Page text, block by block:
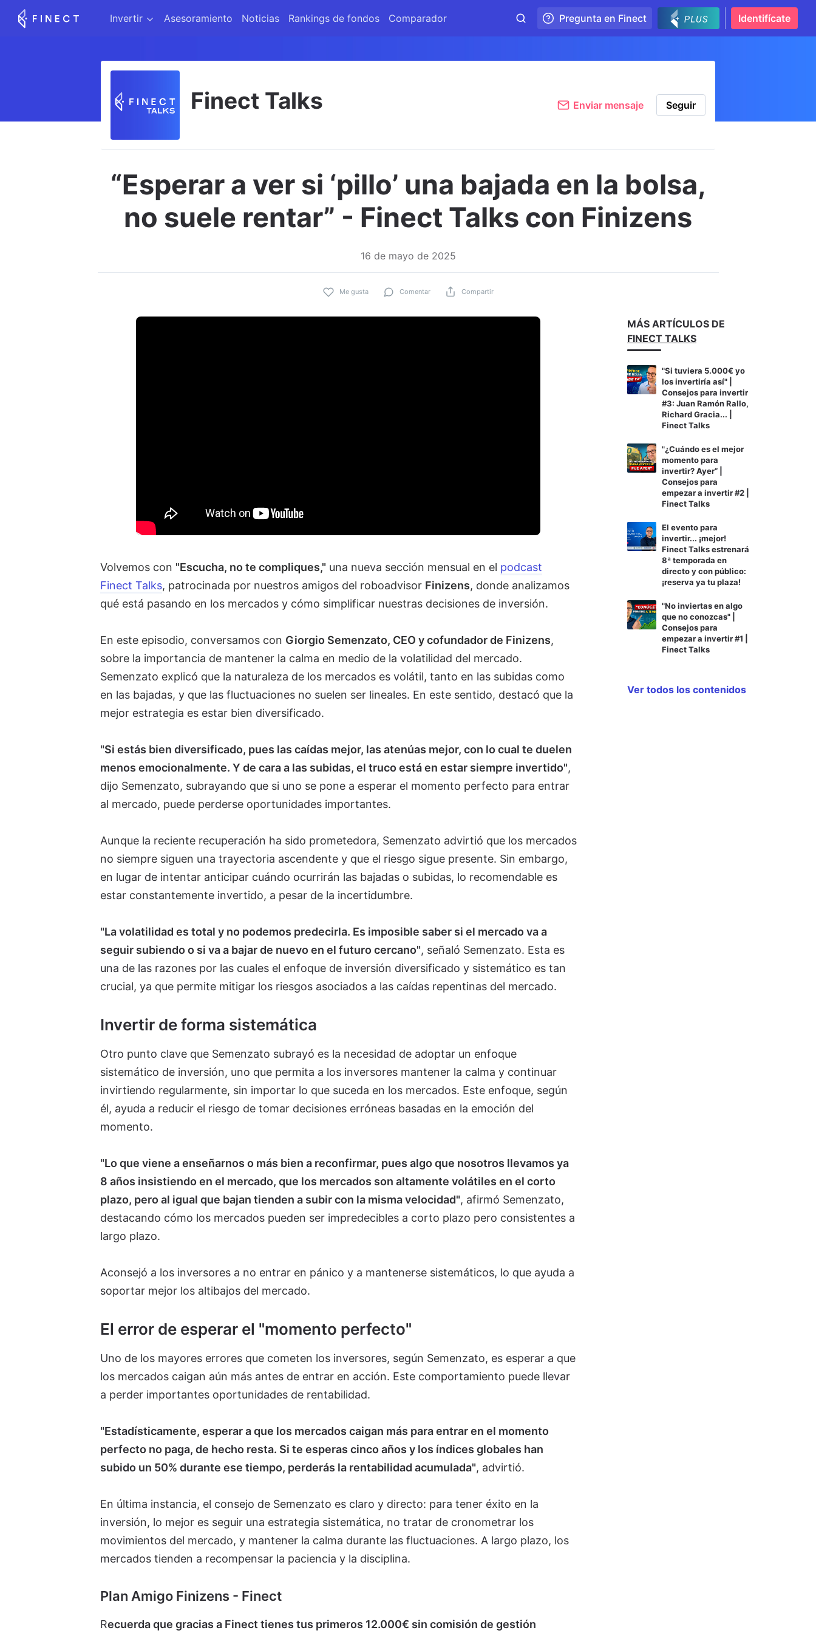
Invertir Asesoramiento Noticias Rankings de fondos Comparador Pregunta en Finect Identifícate
Finect Talks Enviar mensaje Seguir
“Esperar a ver si ‘pillo’ una bajada en la bolsa,
no suele rentar” - Finect Talks con Finizens
16 de mayo de 2025
Me gusta Comentar Compartir
Volvemos con "Escucha, no te compliques," una nueva sección mensual en el podcast
Finect Talks, patrocinada por nuestros amigos del roboadvisor Finizens, donde analizamos
qué está pasando en los mercados y cómo simplificar nuestras decisiones de inversión.
En este episodio, conversamos con Giorgio Semenzato, CEO y cofundador de Finizens,
sobre la importancia de mantener la calma en medio de la volatilidad del mercado.
Semenzato explicó que la naturaleza de los mercados es volátil, tanto en las subidas como
en las bajadas, y que las fluctuaciones no suelen ser lineales. En este sentido, destacó que la
mejor estrategia es estar bien diversificado.
"Si estás bien diversificado, pues las caídas mejor, las atenúas mejor, con lo cual te duelen
menos emocionalmente. Y de cara a las subidas, el truco está en estar siempre invertido",
dijo Semenzato, subrayando que si uno se pone a esperar el momento perfecto para entrar
al mercado, puede perderse oportunidades importantes.
Aunque la reciente recuperación ha sido prometedora, Semenzato advirtió que los mercados
no siempre siguen una trayectoria ascendente y que el riesgo sigue presente. Sin embargo,
en lugar de intentar anticipar cuándo ocurrirán las bajadas o subidas, lo recomendable es
estar constantemente invertido, a pesar de la incertidumbre.
"La volatilidad es total y no podemos predecirla. Es imposible saber si el mercado va a
seguir subiendo o si va a bajar de nuevo en el futuro cercano", señaló Semenzato. Esta es
una de las razones por las cuales el enfoque de inversión diversificado y sistemático es tan
crucial, ya que permite mitigar los riesgos asociados a las caídas repentinas del mercado.
Invertir de forma sistemática
Otro punto clave que Semenzato subrayó es la necesidad de adoptar un enfoque
sistemático de inversión, uno que permita a los inversores mantener la calma y continuar
invirtiendo regularmente, sin importar lo que suceda en los mercados. Este enfoque, según
él, ayuda a reducir el riesgo de tomar decisiones erróneas basadas en la emoción del
momento.
"Lo que viene a enseñarnos o más bien a reconfirmar, pues algo que nosotros llevamos ya
8 años insistiendo en el mercado, que los mercados son altamente volátiles en el corto
plazo, pero al igual que bajan tienden a subir con la misma velocidad", afirmó Semenzato,
destacando cómo los mercados pueden ser impredecibles a corto plazo pero consistentes a
largo plazo.
Aconsejó a los inversores a no entrar en pánico y a mantenerse sistemáticos, lo que ayuda a
soportar mejor los altibajos del mercado.
El error de esperar el "momento perfecto"
Uno de los mayores errores que cometen los inversores, según Semenzato, es esperar a que
los mercados caigan aún más antes de entrar en acción. Este comportamiento puede llevar
a perder importantes oportunidades de rentabilidad.
"Estadísticamente, esperar a que los mercados caigan más para entrar en el momento
perfecto no paga, de hecho resta. Si te esperas cinco años y los índices globales han
subido un 50% durante ese tiempo, perderás la rentabilidad acumulada", advirtió.
En última instancia, el consejo de Semenzato es claro y directo: para tener éxito en la
inversión, lo mejor es seguir una estrategia sistemática, no tratar de cronometrar los
movimientos del mercado, y mantener la calma durante las fluctuaciones. A largo plazo, los
mercados tienden a recompensar la paciencia y la disciplina.
Plan Amigo Finizens - Finect
Recuerda que gracias a Finect tienes tus primeros 12.000€ sin comisión de gestión
MÁS ARTÍCULOS DE
FINECT TALKS
"Si tuviera 5.000€ yo
los invertiría así" |
Consejos para invertir
#3: Juan Ramón Rallo,
Richard Gracia... |
Finect Talks
"¿Cuándo es el mejor
momento para
invertir? Ayer” |
Consejos para
empezar a invertir #2 |
Finect Talks
El evento para
invertir... ¡mejor!
Finect Talks estrenará
8ª temporada en
directo y con público:
¡reserva ya tu plaza!
"No inviertas en algo
que no conozcas" |
Consejos para
empezar a invertir #1 |
Finect Talks
Ver todos los contenidos